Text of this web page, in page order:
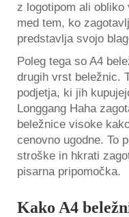
z logotipom ali obliko
med tem, ko
predstavlja svojo
Poleg tega so A4
drugih vrst beležnic.
podjetja, ki jih
Longgang Haha
beležnice visoke
cenovno ugodne. To
stroške in hkrati
pisarna pripomočka.
Kako A4